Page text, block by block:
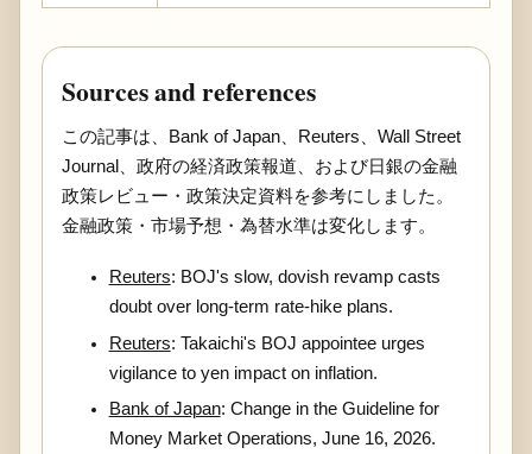
Sources and references
この記事は、Bank of Japan、Reuters、Wall Street
Journal、政府の経済政策報道、および日銀の金融
政策レビュー・政策決定資料を参考にしました。
金融政策・市場予想・為替水準は変化します。
Reuters: BOJ's slow, dovish revamp casts
doubt over long-term rate-hike plans.
Reuters: Takaichi's BOJ appointee urges
vigilance to yen impact on inflation.
Bank of Japan: Change in the Guideline for
Money Market Operations, June 16, 2026.